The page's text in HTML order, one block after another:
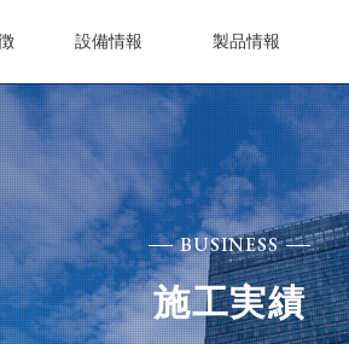
設備情報 製品情報
BUSINESS
施工実績